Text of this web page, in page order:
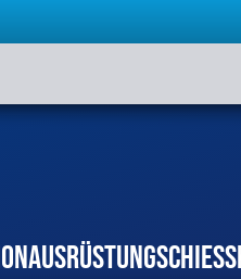
Ausrüstung